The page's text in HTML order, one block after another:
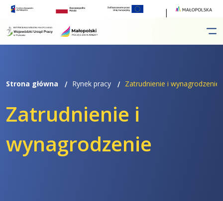
Przejdź
menu
Przejdź
treści
Strona główna Rynek pracy Zatrudnienie i wynagrodzenie
Zatrudnienie i
wynagrodzenie